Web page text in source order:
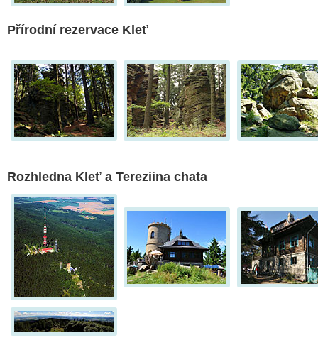
Přírodní rezervace Kleť
Rozhledna Kleť a Tereziina chata